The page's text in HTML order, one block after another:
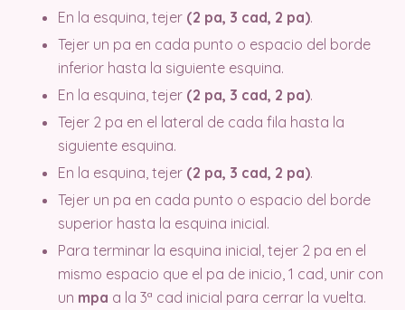
En la esquina, tejer (2 pa, 3 cad, 2 pa).
Tejer un pa en cada punto o espacio del borde
inferior hasta la siguiente esquina.
En la esquina, tejer (2 pa, 3 cad, 2 pa).
Tejer 2 pa en el lateral de cada fila hasta la
siguiente esquina.
En la esquina, tejer (2 pa, 3 cad, 2 pa).
Tejer un pa en cada punto o espacio del borde
superior hasta la esquina inicial.
Para terminar la esquina inicial, tejer 2 pa en el
mismo espacio que el pa de inicio, 1 cad, unir con
un mpa a la 3ª cad inicial para cerrar la vuelta.